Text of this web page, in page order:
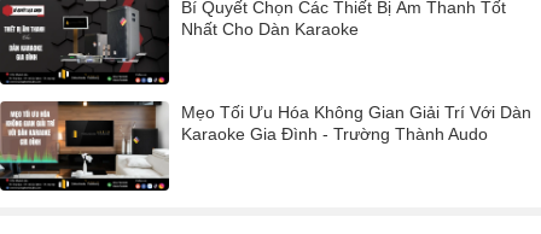
Bí Quyết Chọn Các Thiết Bị Âm Thanh Tốt
Nhất Cho Dàn Karaoke
Mẹo Tối Ưu Hóa Không Gian Giải Trí Với Dàn
Karaoke Gia Đình - Trường Thành Audo